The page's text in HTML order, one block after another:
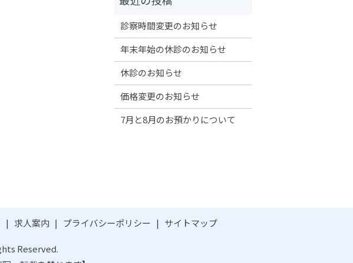
診察時間変更のお知らせ
年末年始の休診のお知らせ
休診のお知らせ
価格変更のお知らせ
7月と8月のお預かりについて
求人案内 プライバシーポリシー サイトマップ
Reserved.